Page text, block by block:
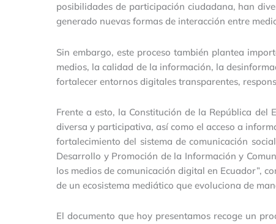
posibilidades de participación ciudadana, han
generado nuevas formas de interacción entre
Sin embargo, este proceso también plantea
medios, la calidad de la información, la
fortalecer entornos digitales transparentes,
Frente a esto, la Constitución de la República
diversa y participativa, así como el acceso a
fortalecimiento del sistema de comunicación
Desarrollo y Promoción de la Información y
los medios de comunicación digital en Ecuador”,
de un ecosistema mediático que evoluciona de
El documento que hoy presentamos recoge un